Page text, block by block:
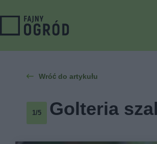
Wróć do artykułu
1/5 Golteria